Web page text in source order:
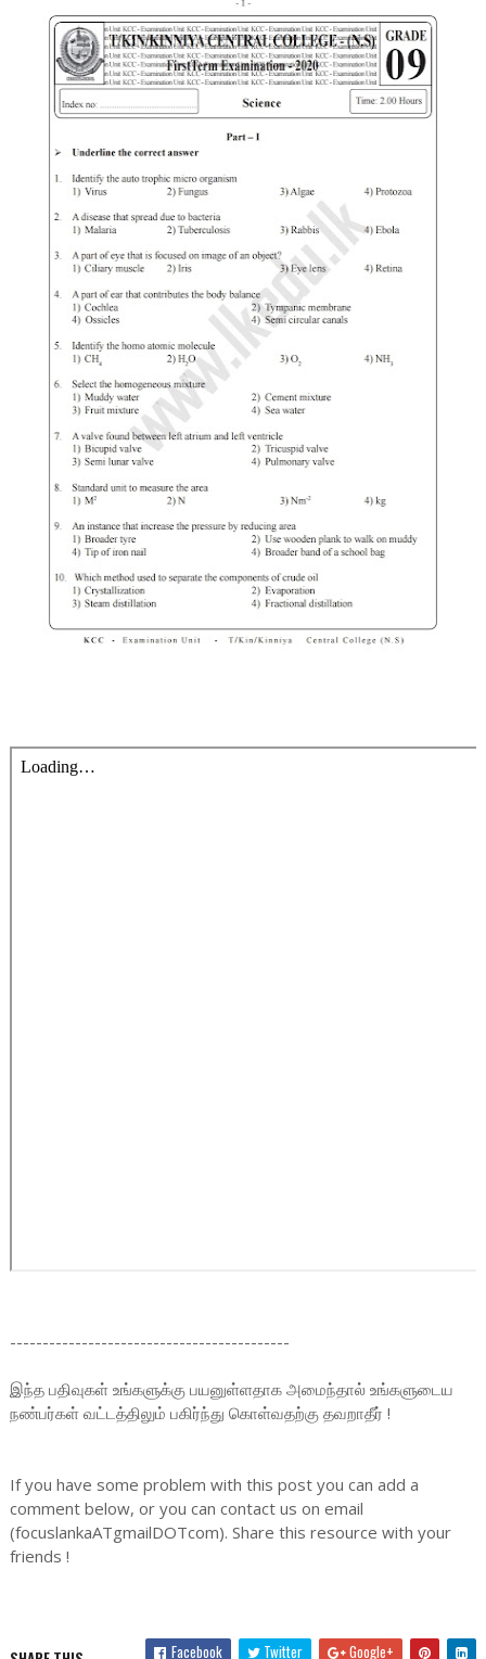
-------------------------------------------
இந்த பதிவுகள் உங்களுக்கு பயனுள்ளதாக அமைந்தால் உங்களுடைய
நண்பர்கள் வட்டத்திலும் பகிர்ந்து கொள்வதற்கு தவறாதீர் !
If you have some problem with this post you can add a
comment below, or you can contact us on email
(focuslankaATgmailDOTcom). Share this resource with your
friends !
Facebook Twitter Google+